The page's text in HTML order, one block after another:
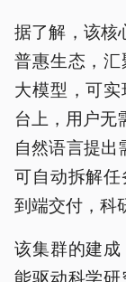
据了解，该核
普惠生态，
大模型，可
台上，用户无
自然语言提出
可自动拆解
到端交付，科
该集群的建
能驱动科学